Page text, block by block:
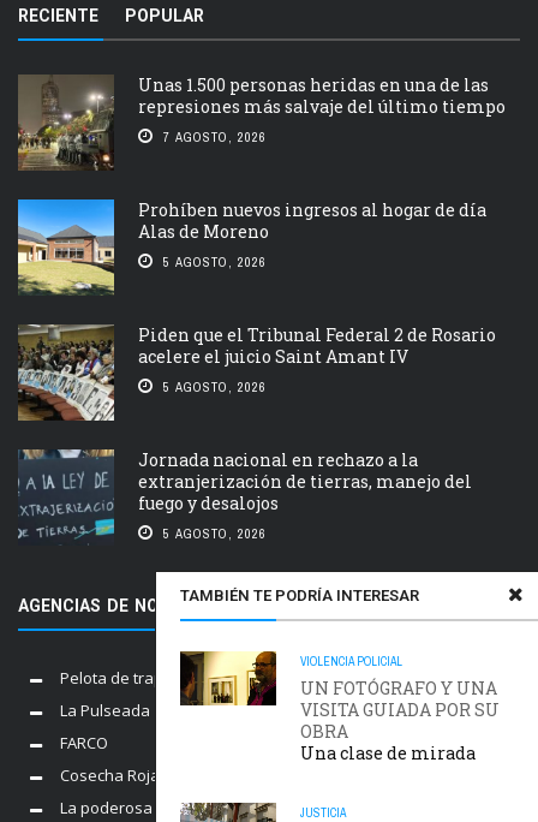
TAMBIÉN TE PODRÍA INTERESAR
VIOLENCIA POLICIAL
UN FOTÓGRAFO Y UNA
VISITA GUIADA POR SU
OBRA
Una clase de mirada
JUSTICIA
RECIENTE POPULAR
Unas 1.500 personas heridas en una de las
represiones más salvaje del último tiempo
7 AGOSTO, 2026
Prohíben nuevos ingresos al hogar de día
Alas de Moreno
5 AGOSTO, 2026
Piden que el Tribunal Federal 2 de Rosario
acelere el juicio Saint Amant IV
5 AGOSTO, 2026
Jornada nacional en rechazo a la
extranjerización de tierras, manejo del
fuego y desalojos
5 AGOSTO, 2026
AGENCIAS DE NOTICIAS AMIGAS
Pelota de trapo
La Pulseada
FARCO
Cosecha Roja
La poderosa